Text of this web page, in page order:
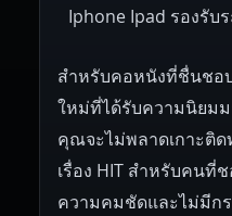
Iphone Ipad รองรับ
สำหรับคอหนังที่ชื่นชอ
ใหม่ที่ได้รับความนิยม
คุณจะไม่พลาดเกาะติ
เรื่อง HIT สำหรับคนที่
ความคมชัดและไม่มีก